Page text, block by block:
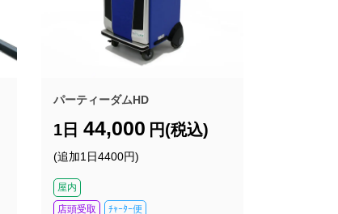
パーティーダムHD
1日 44,000 円(税込)
(追加1日4400円)
屋内
店頭受取
ﾁｬｰﾀｰ便